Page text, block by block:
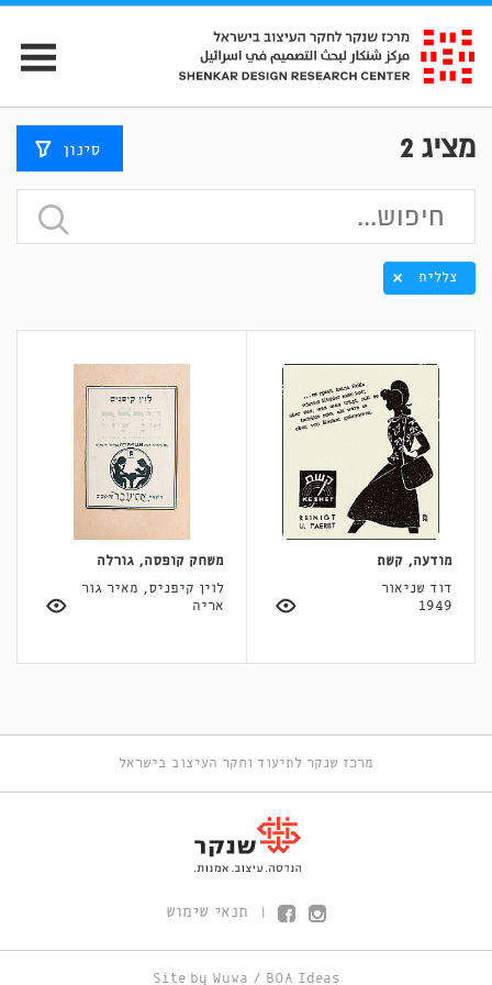
מציג 2 סינון
צללית
מודעה, קשת
דוד שניאור
1949
משחק קופסה, גורלה
לוין קיפניס, מאיר גור
אריה
מרכז שנקר לתיעוד וחקר העיצוב בישראל
תנאי שימוש
Site by Wuwa / BOA Ideas